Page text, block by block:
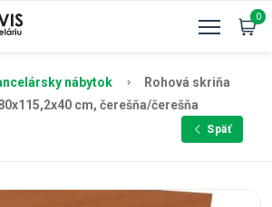
0
nábytok
Rohová skriňa
cm, čerešňa/čerešňa
Späť